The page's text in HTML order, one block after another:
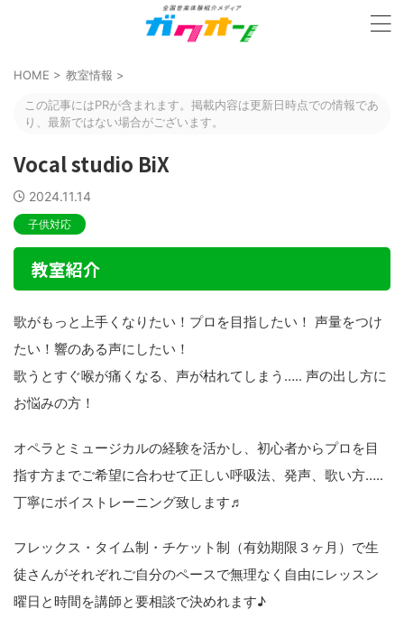
HOME > 教室情報 >
この記事にはPRが含まれます。掲載内容は更新日時点での情報であ
り、最新ではない場合がございます。
Vocal studio BiX
2024.11.14
子供対応
教室紹介
歌がもっと上手くなりたい！プロを目指したい！ 声量をつけ
たい！響のある声にしたい！
歌うとすぐ喉が痛くなる、声が枯れてしまう….. 声の出し方に
お悩みの方！
オペラとミュージカルの経験を活かし、初心者からプロを目
指す方までご希望に合わせて正しい呼吸法、発声、歌い方…..
丁寧にボイストレーニング致します♬
フレックス・タイム制・チケット制（有効期限３ヶ月）で生
徒さんがそれぞれご自分のペースで無理なく自由にレッスン
曜日と時間を講師と要相談で決めれます♪